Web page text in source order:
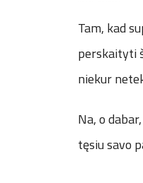
Tam, kad
perskaityti
niekur
Na, o
tęsiu savo